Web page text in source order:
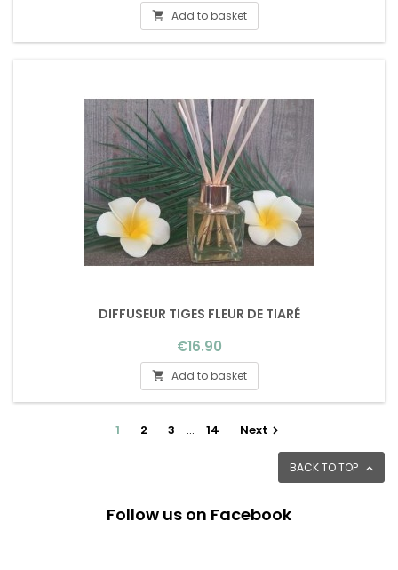
 Add to basket
DIFFUSEUR TIGES FLEUR DE TIARÉ
Price
€16.90
 Add to basket
1 2 3 … 14 Next 
BACK TO TOP 
Follow us on Facebook